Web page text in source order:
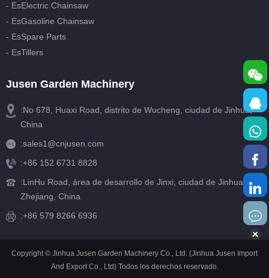
- EsElectric Chainsaw
- EsGasoline Chainsaw
- EsSpare Parts
- EsTillers
Jusen Garden Machinery
:No 678, Huaxi Road, distrito de Wucheng, ciudad de Jinhua,
China
:sales1@cnjusen.com
:+86 152 6731 8828
:LinHu Road, área de desarrollo de Jinxi, ciudad de Jinhua,
Zhejiang, China
:+86 579 8266 6936
Copyright © Jinhua Jusen Garden Machinery Co., Ltd. (Jinhua Jusen Import
And Export Co., Ltd) Todos los derechos reservado.